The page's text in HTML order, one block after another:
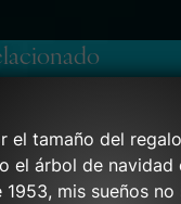
el tamaño del
el árbol de navidad
mis sueños no